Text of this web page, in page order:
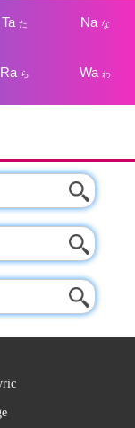
Taた Na な
Ra ら Wa わ